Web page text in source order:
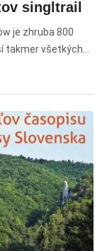
singltrail
je zhruba 800
takmer všetkých